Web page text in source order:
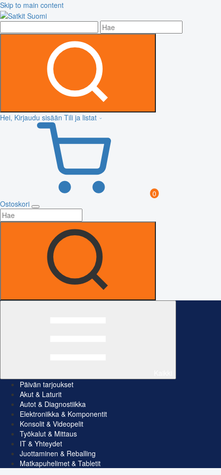
Skip to main content
Hei, Kirjaudu sisään Tili ja listat
0
Ostoskori
Päivän tarjoukset
Akut & Laturit
Autot & Diagnostiikka
Elektroniikka & Komponentit
Konsolit & Videopelit
Työkalut & Mittaus
IT & Yhteydet
Juottaminen & Reballing
Matkapuhelimet & Tabletit